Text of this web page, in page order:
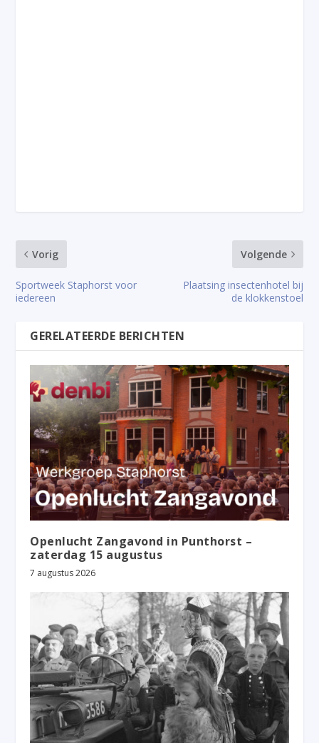
Vorig
Sportweek Staphorst voor
iedereen
Volgende
Plaatsing insectenhotel bij
de klokkenstoel
GERELATEERDE BERICHTEN
Openlucht Zangavond in Punthorst –
zaterdag 15 augustus
7 augustus 2026